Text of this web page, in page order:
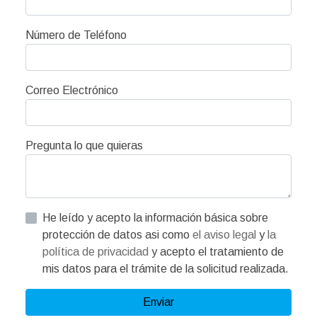
Número de Teléfono
Correo Electrónico
Pregunta lo que quieras
He leído y acepto la información básica sobre
protección de datos asi como el aviso legal y la
política de privacidad y acepto el tratamiento de
mis datos para el trámite de la solicitud realizada.
Enviar